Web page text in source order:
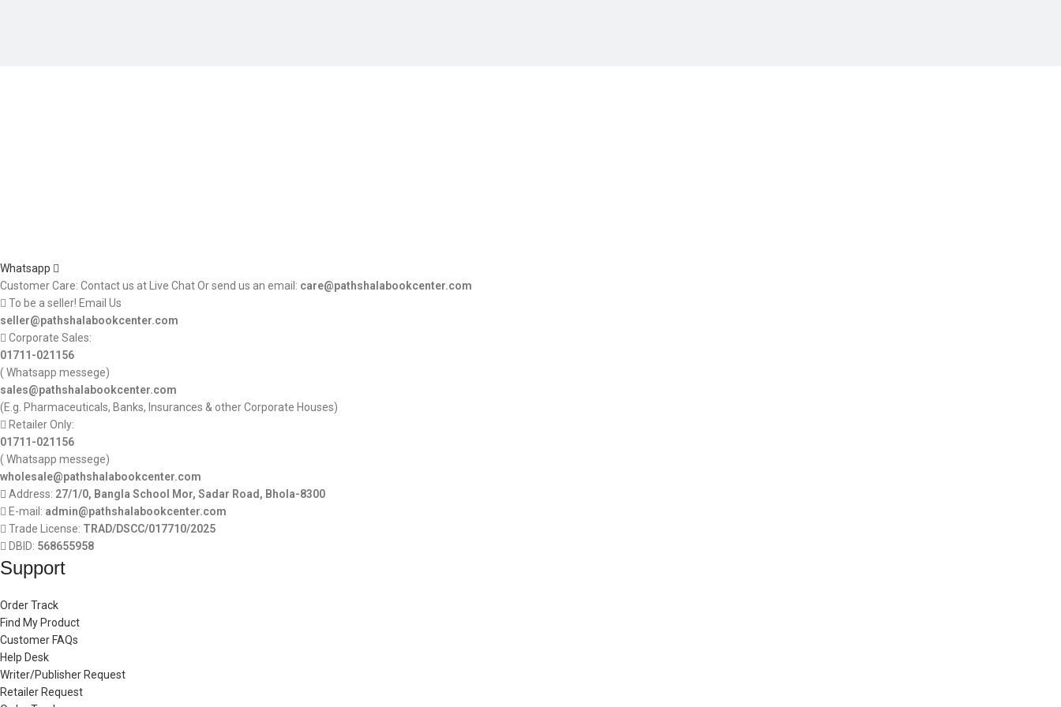
Whatsapp
Customer Care: Contact us at Live Chat Or send us an email: care@pathshalabookcenter.com
To be a seller! Email Us
seller@pathshalabookcenter.com
Corporate Sales:
01711-021156
( Whatsapp messege)
sales@pathshalabookcenter.com
(E.g. Pharmaceuticals, Banks, Insurances & other Corporate Houses)
Retailer Only:
01711-021156
( Whatsapp messege)
wholesale@pathshalabookcenter.com
Address: 27/1/0, Bangla School Mor, Sadar Road, Bhola-8300
E-mail: admin@pathshalabookcenter.com
Trade License: TRAD/DSCC/017710/2025
DBID: 568655958
Support
Order Track
Find My Product
Customer FAQs
Help Desk
Writer/Publisher Request
Retailer Request